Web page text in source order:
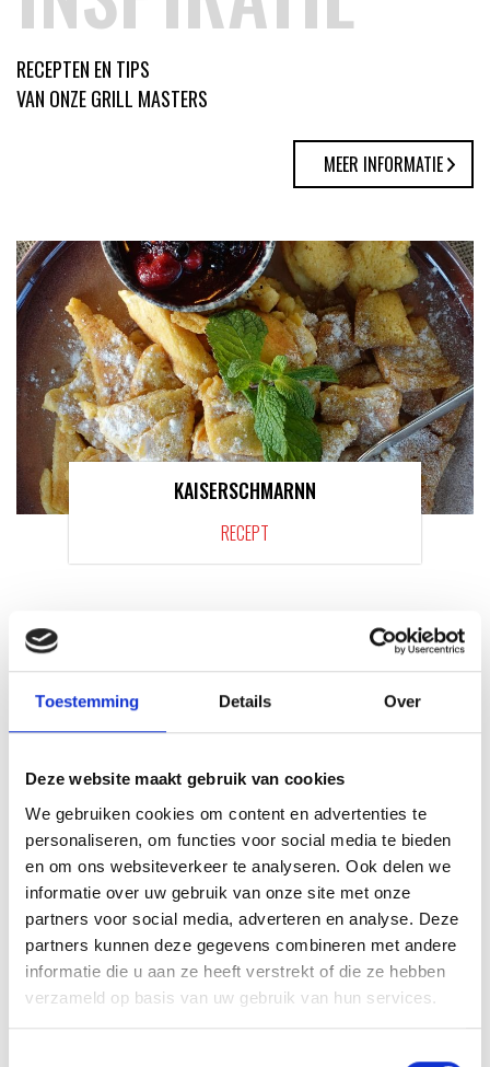
Toestemming Details Over
Deze website maakt gebruik van cookies
We gebruiken cookies om content en advertenties te
personaliseren, om functies voor social media te bieden
en om ons websiteverkeer te analyseren. Ook delen we
informatie over uw gebruik van onze site met onze
partners voor social media, adverteren en analyse. Deze
partners kunnen deze gegevens combineren met andere
informatie die u aan ze heeft verstrekt of die ze hebben
verzameld op basis van uw gebruik van hun services.
RECEPTEN EN TIPS
VAN ONZE GRILL MASTERS
MEER INFORMATIE
KAISERSCHMARNN
RECEPT
VITELLO TONNATO VAN DE
SEARWOOD
RECEPT